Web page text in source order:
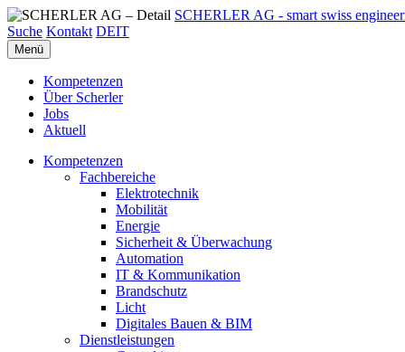
SCHERLER AG - smart swiss
Suche Kontakt DEIT
Menü
Kompetenzen
Über Scherler
Jobs
Aktuell
Kompetenzen
Fachbereiche
Elektrotechnik
Mobilität
Energie
Sicherheit & Überwachung
Automation
IT & Kommunikation
Brandschutz
Licht
Digitales Bauen & BIM
Dienstleistungen